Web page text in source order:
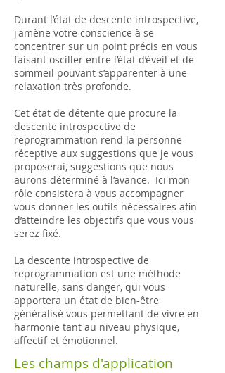
Durant l’état de descente introspective,
j'amène votre conscience à se
concentrer sur un point précis en vous
faisant osciller entre l’état d’éveil et de
sommeil pouvant s’apparenter à une
relaxation très profonde.
Cet état de détente que procure la
descente introspective de
reprogrammation rend la personne
réceptive aux suggestions que je vous
proposerai, suggestions que nous
aurons déterminé à l’avance. Ici mon
rôle consistera à vous accompagner
vous donner les outils nécessaires afin
d’atteindre les objectifs que vous vous
serez fixé.
La descente introspective de
reprogrammation est une méthode
naturelle, sans danger, qui vous
apportera un état de bien-être
généralisé vous permettant de vivre en
harmonie tant au niveau physique,
affectif et émotionnel.
Les champs d'application